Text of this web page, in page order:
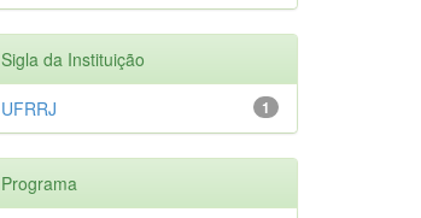
Sigla da Instituição
1
UFRRJ
Programa